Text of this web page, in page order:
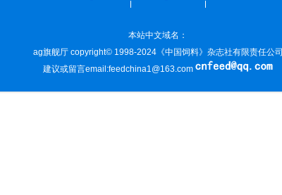
本站中文域名：
ag旗舰厅 copyright© 1998-2024《中国饲料》杂志社有限责任公司
建议或留言email:feedchina1@163.com